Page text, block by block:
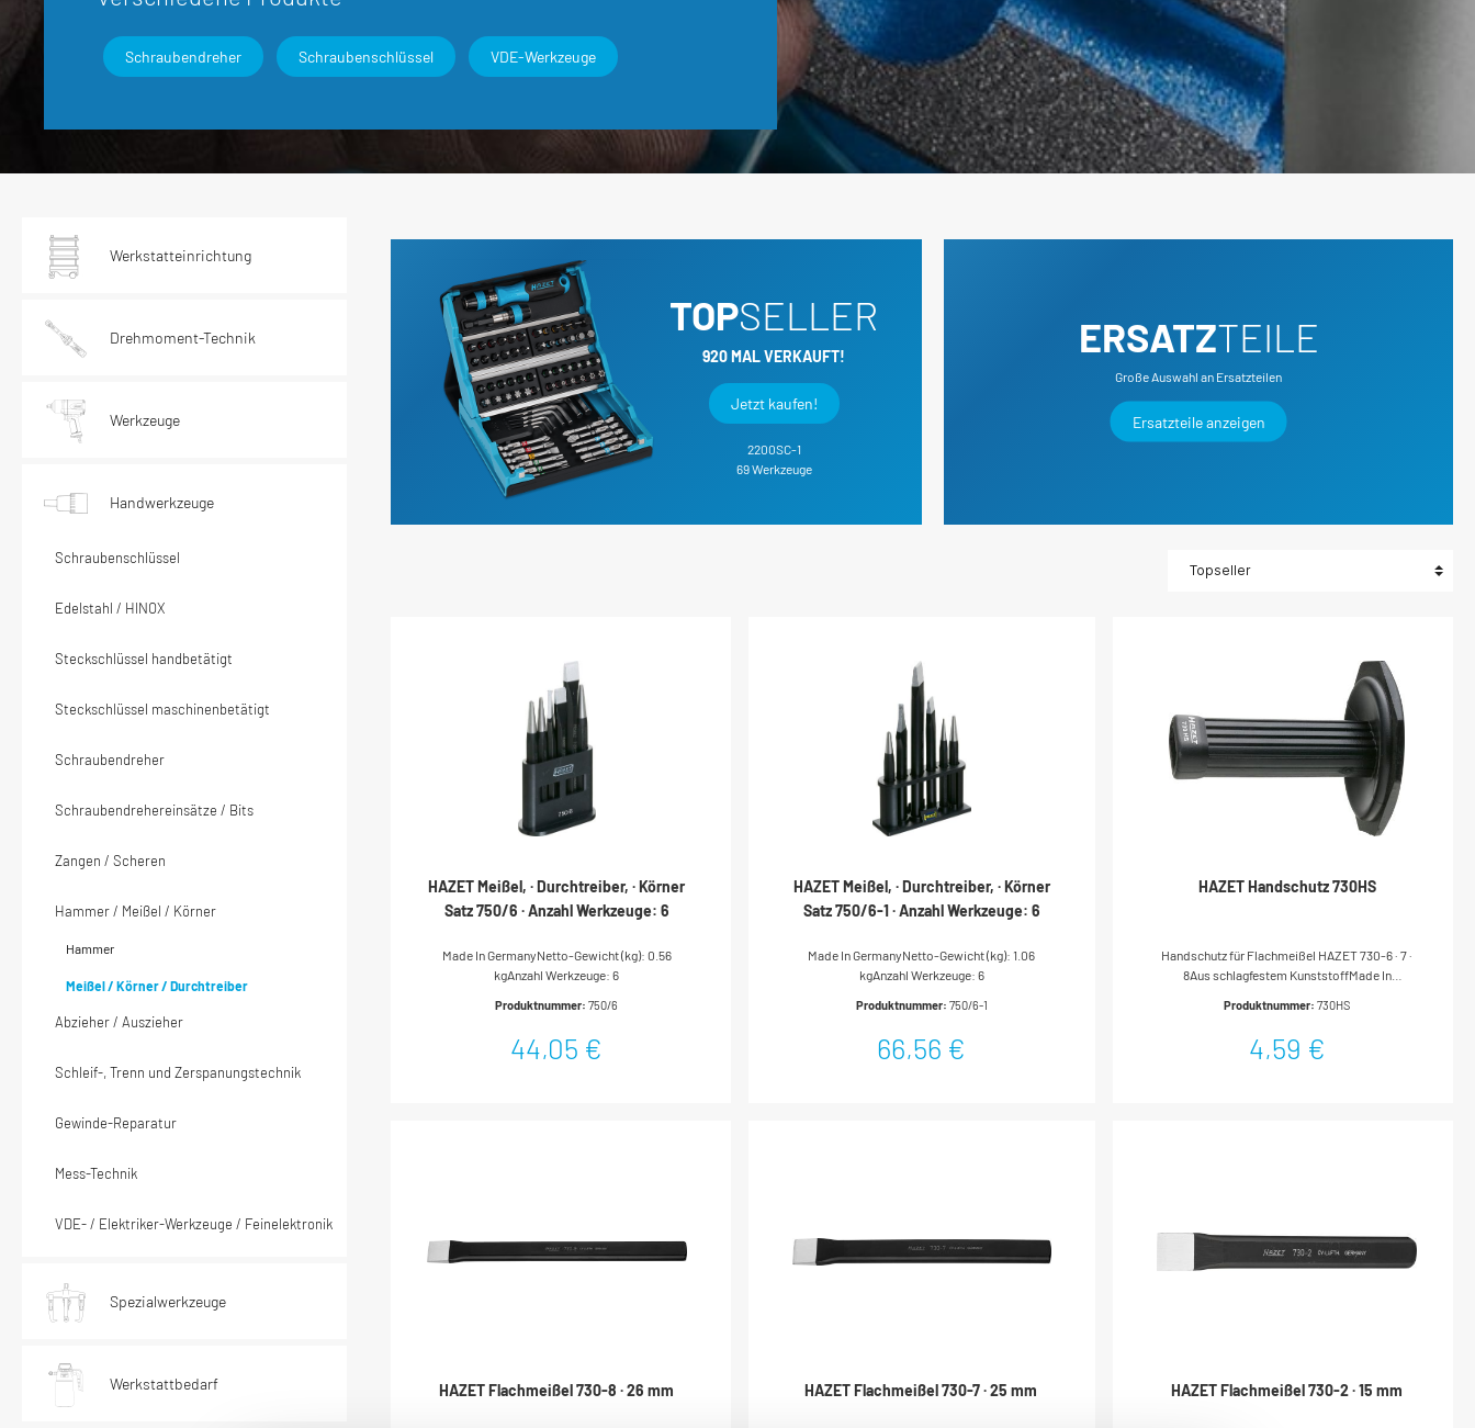
Steckverbindungen
Elektrik / Batteriedienst - Diverse
Karosserie / Innenausstattung - Karosserie-
Instandsetzung
Schraubendreher Schraubenschlüssel VDE-Werkzeuge
Werkstatteinrichtung
Drehmoment-Technik
Werkzeuge
Handwerkzeuge
Schraubenschlüssel
Edelstahl / HINOX
Steckschlüssel handbetätigt
Steckschlüssel maschinenbetätigt
Schraubendreher
Schraubendrehereinsätze / Bits
Zangen / Scheren
Hammer / Meißel / Körner
Hammer
Meißel / Körner / Durchtreiber
Abzieher / Auszieher
Schleif-, Trenn und Zerspanungstechnik
Gewinde-Reparatur
Mess-Technik
VDE- / Elektriker-Werkzeuge / Feinelektronik
Spezialwerkzeuge
Werkstattbedarf
TOPSELLER
920 MAL VERKAUFT!
Jetzt kaufen!
2200SC-1
69 Werkzeuge
ERSATZTEILE
Große Auswahl an Ersatzteilen
Ersatzteile anzeigen
HAZET Meißel, · Durchtreiber, · Körner
Satz 750/6 · Anzahl Werkzeuge: 6
Made In GermanyNetto-Gewicht (kg): 0.56
kgAnzahl Werkzeuge: 6
Produktnummer:750/6
44,05 €
HAZET Meißel, · Durchtreiber, · Körner
Satz 750/6-1 · Anzahl Werkzeuge: 6
Made In GermanyNetto-Gewicht (kg): 1.06
kgAnzahl Werkzeuge: 6
Produktnummer: 750/6-1
66,56 €
HAZET Handschutz 730HS
Handschutz für Flachmeißel HAZET 730-6 · 7 ·
8Aus schlagfestem KunststoffMade In
Produktnummer:730HS
4,59 €
HAZET Flachmeißel 730-8 · 26 mm HAZET Flachmeißel 730-7 · 25 mm HAZET Flachmeißel 730-2 · 15 mm